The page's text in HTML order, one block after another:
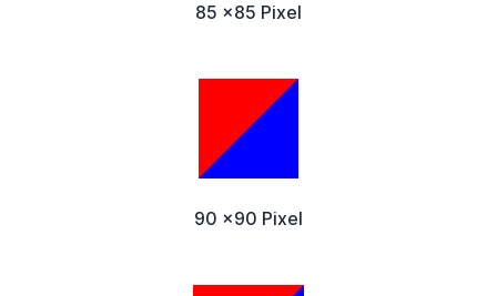
85 x85 Pixel
90 x90 Pixel